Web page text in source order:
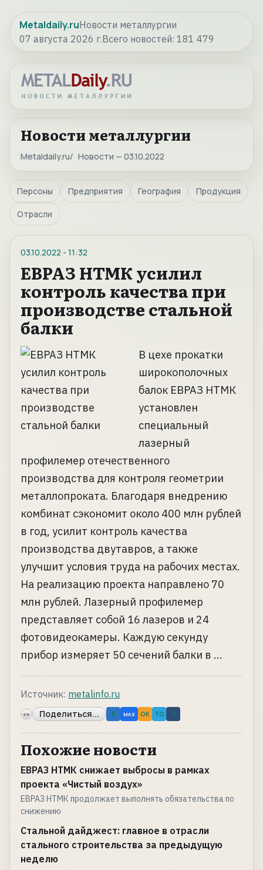
Metaldaily.ruНовости металлургии
07 августа 2026 г.Всего новостей: 181 479
Новости металлургии
Metaldaily.ru Новости — 03.10.2022
Персоны Предприятия География Продукция
Отрасли
03.10.2022 - 11:32
ЕВРАЗ НТМК усилил
контроль качества при
производстве стальной
балки
В цехе прокатки
широкополочных
балок ЕВРАЗ НТМК
установлен
специальный
лазерный
профилемер отечественного
производства для контроля геометрии
металлопроката. Благодаря внедрению
комбинат сэкономит около 400 млн рублей
в год, усилит контроль качества
производства двутавров, а также
улучшит условия труда на рабочих местах.
На реализацию проекта направлено 70
млн рублей. Лазерный профилемер
представляет собой 16 лазеров и 24
фотовидеокамеры. Каждую секунду
прибор измеряет 50 сечений балки в ...
Источник: metalinfo.ru
«» Поделиться... B MAX OK TG ↗
Похожие новости
ЕВРАЗ НТМК снижает выбросы в рамках
проекта «Чистый воздух»
ЕВРАЗ НТМК продолжает выполнять обязательства по
снижению
Стальной дайджест: главное в отрасли
стального строительства за предыдущую
неделю